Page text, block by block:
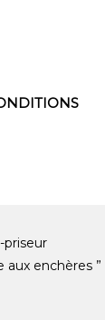
priseur
enchères ”